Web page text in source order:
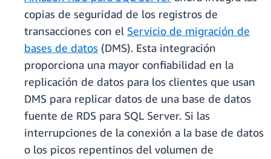
copias de seguridad de los registros de
transacciones con el Servicio de migración de
bases de datos (DMS). Esta integración
proporciona una mayor confiabilidad en la
replicación de datos para los clientes que usan
DMS para replicar datos de una base de datos
fuente de RDS para SQL Server. Si las
interrupciones de la conexión a la base de datos
o los picos repentinos del volumen de